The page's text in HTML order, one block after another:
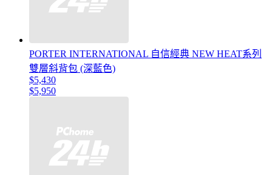
PORTER INTERNATIONAL 自信經典 NEW HEAT系列
雙層斜背包 (深藍色)
$5,430
$5,950